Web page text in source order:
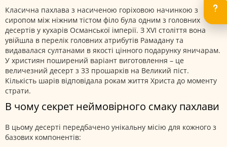
Класична пахлава з насиченою горіховою начинкою з
сиропом між ніжним тістом філо була одним з головних
десертів у кухарів Османської імперії. З XVI століття вона
увійшла в перелік головних атрибутів Рамадану та
видавалася султанами в якості цінного подарунку яничарам.
У християн поширений варіант виготовлення – це
величезний десерт з 33 прошарків на Великий піст.
Кількість шарів відповідала рокам життя Христа до моменту
страти.
В чому секрет неймовірного смаку пахлави
В цьому десерті передбачено унікальну місію для кожного з
базових компонентів: